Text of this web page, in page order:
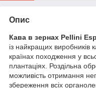
Опис
Кава в зернах Pellini
із найкращих виробників
країнах походження у
плантаціях. Роздільна
можливість отримання
збереження всіх